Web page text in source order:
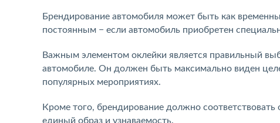
Брендирование автомобиля может быть как
постоянным − если автомобиль приобретен
Важным элементом оклейки является правильный
автомобиле. Он должен быть максимально виден
популярных мероприятиях.
Кроме того, брендирование должно
единый образ и узнаваемость.